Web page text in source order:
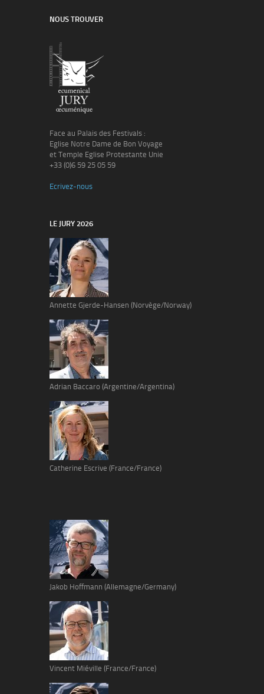
NOUS TROUVER
Face au Palais des Festivals :
Eglise Notre Dame de Bon Voyage
et Temple Eglise Protestante Unie
+33 (0)6 59 25 05 59
Ecrivez-nous
LE JURY 2026
Annette Gjerde-Hansen (Norvège/Norway)
Adrian Baccaro (Argentine/Argentina)
Catherine Escrive (France/France)
Jakob Hoffmann (Allemagne/Germany)
Vincent Miéville (France/France)